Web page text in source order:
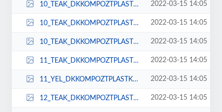
10_TEAK_DKKOMPOZTPLASTKDECKFYATLARIAHAPDEMEplastikhapdeckzeminkaplamafiyatlar... 2022-03-15 14:05
10_TEAK_DKKOMPOZTPLASTKDECKFYATLARIAHAPDEMEplastikhapdeckzeminkaplamafiyatlar... 2022-03-15 14:05
10_TEAK_DKKOMPOZTPLASTKDECKFYATLARIAHAPDEMEplastikhapdeckzeminkaplamafiyatlar... 2022-03-15 14:05
11_TEAK_DKKOMPOZTPLASTKDECKFYATLARIAHAPDEMEplastikhapdeckzeminkaplamafiyatlar... 2022-03-15 14:05
11_YEL_DKKOMPOZTPLASTKDECKFYATLARIAHAPDEMEplastikhapdeckzeminkaplamafiyatlark... 2022-03-15 14:05
12_TEAK_DKKOMPOZTPLASTKDECKFYATLARIAHAPDEMEplastikhapdeckzeminkaplamafiyatlar... 2022-03-15 14:05